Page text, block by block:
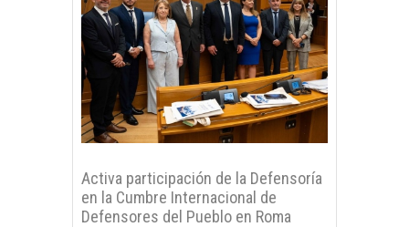
Activa participación de la Defensoría
en la Cumbre Internacional de
Defensores del Pueblo en Roma